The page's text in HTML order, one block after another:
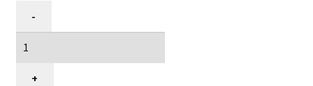
Boucles
toilettage
-
+